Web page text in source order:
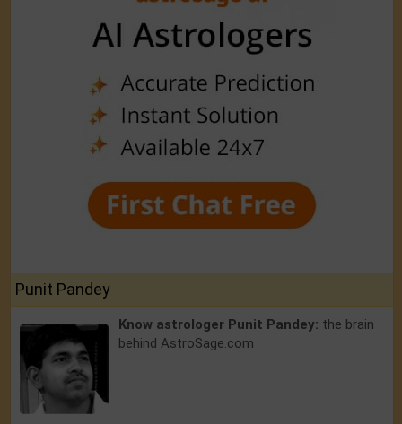
Punit Pandey
Know astrologer Punit Pandey: the brain
behind AstroSage.com